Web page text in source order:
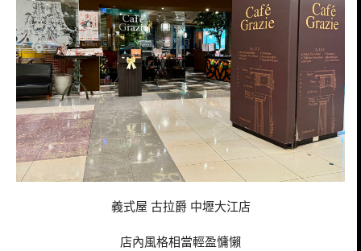
義式屋 古拉爵 中壢大江店
店內風格相當輕盈慵懶